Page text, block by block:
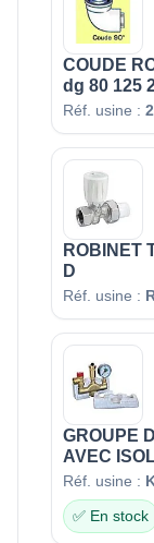
COUDE
dg 80 125
Réf. usine :
ROBINET
D
Réf. usine :
GROUPE
AVEC
Réf. usine :
✅ En stock